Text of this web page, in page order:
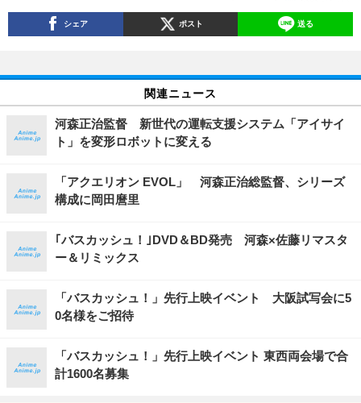
シェア ポスト 送る
関連ニュース
河森正治監督 新世代の運転支援システム「アイサイ
ト」を変形ロボットに変える
「アクエリオン EVOL」 河森正治総監督、シリーズ
構成に岡田麿里
｢バスカッシュ！｣DVD＆BD発売 河森×佐藤リマスタ
ー＆リミックス
「バスカッシュ！」先行上映イベント 大阪試写会に5
0名様をご招待
「バスカッシュ！」先行上映イベント 東西両会場で合
計1600名募集